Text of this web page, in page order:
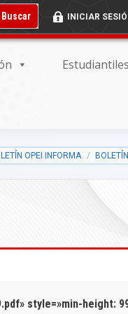
Buscar INICIAR
Estudiantiles
OPEI INFORMA
style=»min-height: